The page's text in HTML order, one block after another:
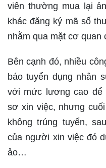
viên thường mua lại
khác đăng ký mã số
nhằm qua mặt cơ quan
Bên cạnh đó, nhiều
báo tuyển dụng nhân
với mức lương cao để
sơ xin việc, nhưng
không trúng tuyển,
của người xin việc đó
ảo…